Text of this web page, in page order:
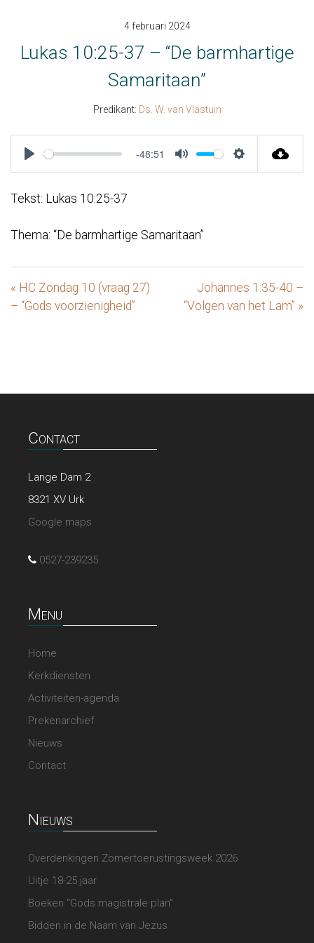
4 februari 2024
Lukas 10:25-37 – “De barmhartige
Samaritaan”
Predikant: Ds. W. van Vlastuin
Play
-48:51
Mute Settings
Tekst: Lukas 10:25-37
Thema: “De barmhartige Samaritaan”
« HC Zondag 10 (vraag 27)
– “Gods voorzienigheid”
Johannes 1:35-40 –
“Volgen van het Lam” »
Contact
Lange Dam 2
8321 XV Urk
Google maps
0527-239235
Menu
Home
Kerkdiensten
Activiteiten-agenda
Prekenarchief
Nieuws
Contact
Nieuws
Overdenkingen Zomertoerustingsweek 2026
Uitje 18-25 jaar
Boeken “Gods magistrale plan”
Bidden in de Naam van Jezus